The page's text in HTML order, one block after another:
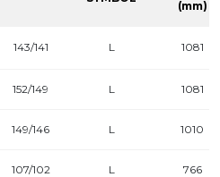
(mm)
143/141 L 1081
152/149 L 1081
149/146 L 1010
107/102 L 766